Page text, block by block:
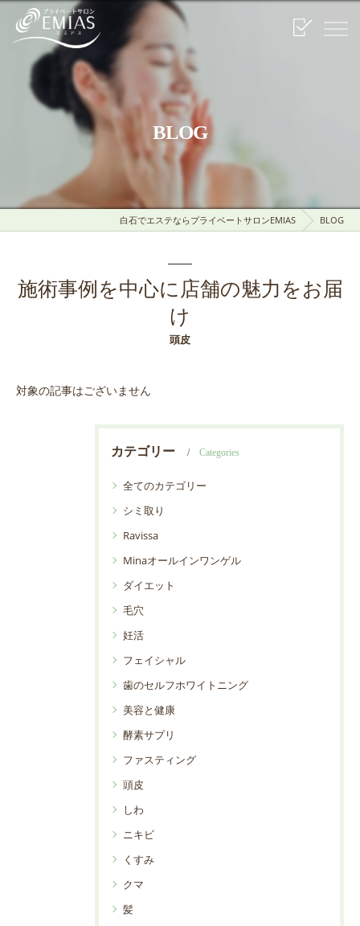
BLOG
白石でエステならプライベートサロンEMIAS BLOG
施術事例を中心に店舗の魅力をお届
け
頭皮
対象の記事はございません
カテゴリー Categories
全てのカテゴリー
シミ取り
Ravissa
Minaオールインワンゲル
ダイエット
毛穴
妊活
フェイシャル
歯のセルフホワイトニング
美容と健康
酵素サプリ
ファスティング
頭皮
しわ
ニキビ
くすみ
クマ
髪